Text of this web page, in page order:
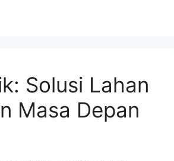
Solusi Lahan
Masa Depan